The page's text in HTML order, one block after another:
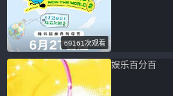
69161次观看
娱乐百分百